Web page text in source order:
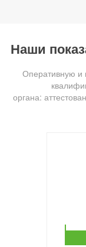
Наши
Оперативную и
органа: